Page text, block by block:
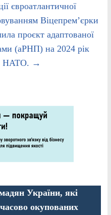
євроатлантичної
Віцепрем’єрки
проєкт адаптованої
(аРНП) на 2024 рік
НАТО. →
України, які
окупованих